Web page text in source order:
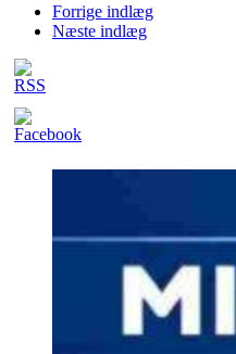
Forrige indlæg
Næste indlæg